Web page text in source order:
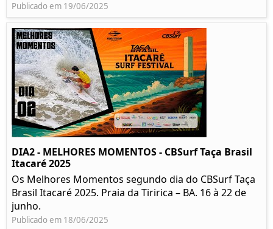
Publicado em 19/06/2025
DIA2 - MELHORES MOMENTOS - CBSurf Taça Brasil
Itacaré 2025
Os Melhores Momentos segundo dia do CBSurf Taça
Brasil Itacaré 2025. Praia da Tiririca – BA. 16 à 22 de
junho.
Publicado em 18/06/2025